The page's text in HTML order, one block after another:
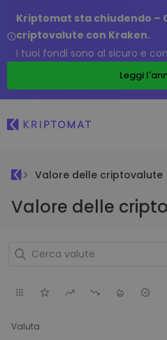
Kriptomat sta chiudendo –
criptovalute con Kraken.
I tuoi fondi sono al sicuro e
Leggi
Valore delle criptovalute
Valore delle
Valuta